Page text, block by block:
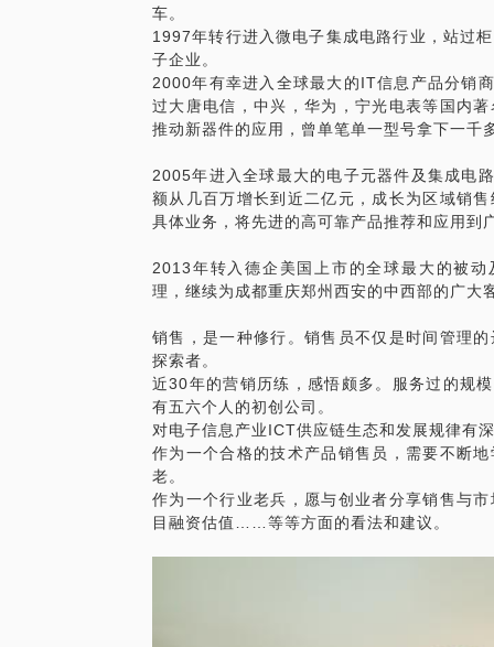
车。
1997年转行进入微电子集成电路行业，站过
子企业。
2000年有幸进入全球最大的IT信息产品分销
过大唐电信，中兴，华为，宁光电表等国内
推动新器件的应用，曾单笔单一型号拿下一千
2005年进入全球最大的电子元器件及集成电
额从几百万增长到近二亿元，成长为区域销
具体业务，将先进的高可靠产品推荐和应用到
2013年转入德企美国上市的全球最大的被
理，继续为成都重庆郑州西安的中西部的广大
销售，是一种修行。销售员不仅是时间管理
探索者。
近30年的营销历练，感悟颇多。服务过的规
有五六个人的初创公司。
对电子信息产业ICT供应链生态和发展规律有
作为一个合格的技术产品销售员，需要不断
老。
作为一个行业老兵，愿与创业者分享销售与
目融资估值……等等方面的看法和建议。